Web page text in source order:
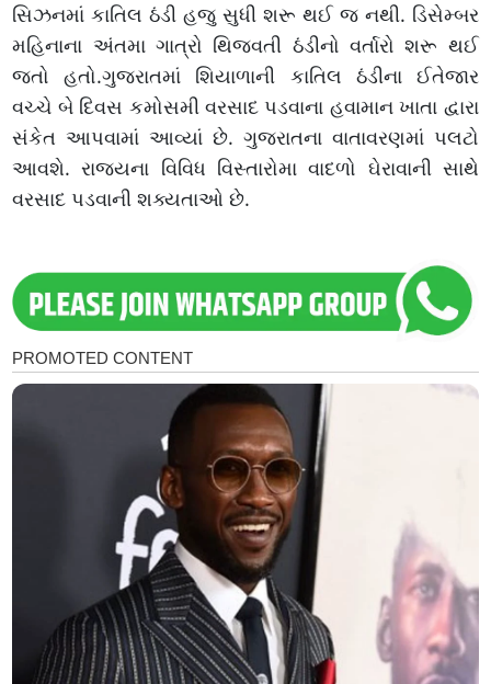
સિઝનમાં કાતિલ ઠંડી હજુ સુધી શરૂ થઈ જ નથી. ડિસેમ્બર
મહિનાના અંતમા ગાત્રો થિજવતી ઠંડીનો વર્તારો શરૂ થઈ
જતો હતો.ગુજરાતમાં શિયાળાની કાતિલ ઠંડીના ઈતેજાર
વચ્ચે બે દિવસ કમોસમી વરસાદ પડવાના હવામાન ખાતા દ્વારા
સંકેત આપવામાં આવ્યાં છે. ગુજરાતના વાતાવરણમાં પલટો
આવશે. રાજયના વિવિધ વિસ્તારોમા વાદળો ઘેરાવાની સાથે
વરસાદ પડવાની શક્યતાઓ છે.